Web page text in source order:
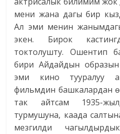
мени жана дагы бир
Ал эми менин
экен. Бирок
токтолушту. Ошентип
бири Айдайдын
эми кино тууралуу
фильмдин башкалардан
так айтсам 1935-
турмушуна, каада
мезгилди